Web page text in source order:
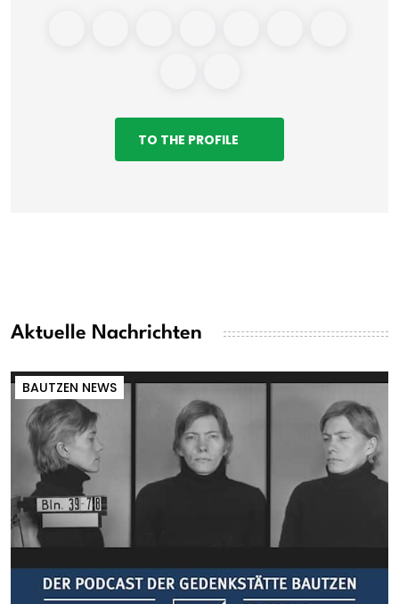
TO THE PROFILE
Aktuelle Nachrichten
BAUTZEN NEWS